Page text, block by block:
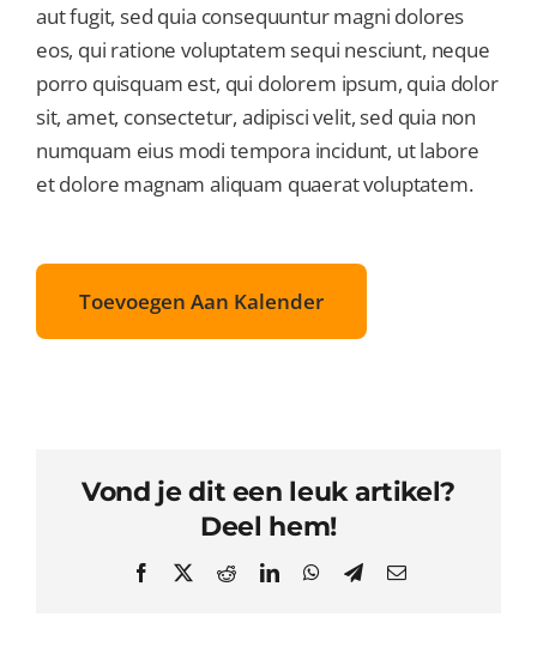
aut fugit, sed quia consequuntur magni dolores
eos, qui ratione voluptatem sequi nesciunt, neque
porro quisquam est, qui dolorem ipsum, quia dolor
sit, amet, consectetur, adipisci velit, sed quia non
numquam eius modi tempora incidunt, ut labore
et dolore magnam aliquam quaerat voluptatem.
Toevoegen Aan Kalender
Vond je dit een leuk artikel?
Deel hem!
Facebook RedditLinkedInWhatsApp
TelegramEmail